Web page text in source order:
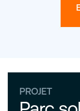
PROJET